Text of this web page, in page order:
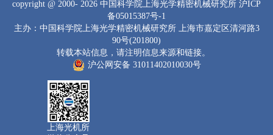
copyright @ 2000- 2026 中国科学院上海光学精密机械研究所 沪ICP
备05015387号-1
主办：中国科学院上海光学精密机械研究所 上海市嘉定区清河路3
90号(201800)
转载本站信息，请注明信息来源和链接。
沪公网安备 31011402010030号
上海光机所